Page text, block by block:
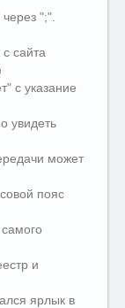
";".
сайта
с указание
увидеть
может
пояс
и
ярлык в